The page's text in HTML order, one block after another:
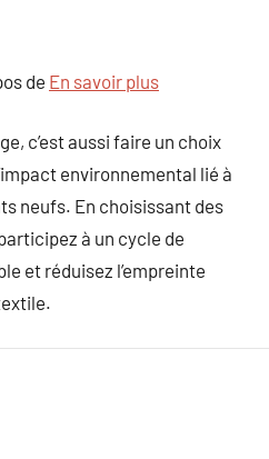
de En savoir plus
c’est aussi faire un choix
environnemental lié à
neufs. En choisissant des
à un cycle de
et réduisez l’empreinte